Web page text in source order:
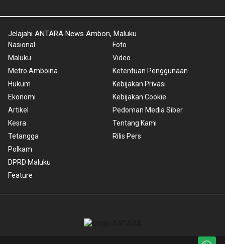
Jelajahi ANTARA News Ambon, Maluku
Nasional
Maluku
Metro Amboina
Hukum
Ekonomi
Artikel
Kesra
Tetangga
Polkam
DPRD Maluku
Feature
Foto
Video
Ketentuan Penggunaan
Kebijakan Privasi
Kebijakan Cookie
Pedoman Media Siber
Tentang Kami
Rilis Pers